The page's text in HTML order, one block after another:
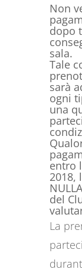
Non
dopo
sala.
Tale
sarà
ogni
una
entro
2018,
del
La